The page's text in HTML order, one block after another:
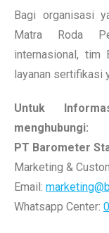
Bagi organisasi
Matra Roda
internasional, tim
layanan sertifikasi
Untuk
menghubungi:
PT Barometer
Marketing &
Email:
Whatsapp Center: